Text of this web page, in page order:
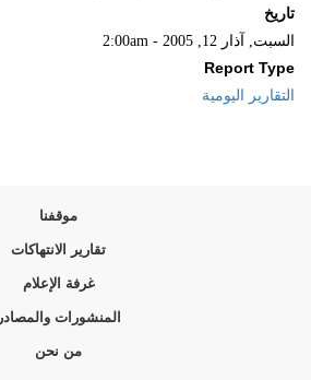
تاريخ
السبت, آذار 12, 2005 - 2:00am
Report Type
التقارير اليومية
موقفنا
تقارير الانتهاكات
غرفة الإعلام
المنشورات والمصادر
من نحن